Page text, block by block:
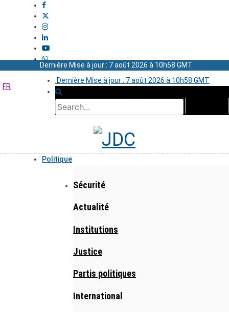
Dernière Mise à jour : 7 août 2026 à 10h58 GMT
Dernière Mise à jour : 7 août 2026 à 10h58 GMT
FR
Politique
Sécurité
Actualité
Institutions
Justice
Partis politiques
International